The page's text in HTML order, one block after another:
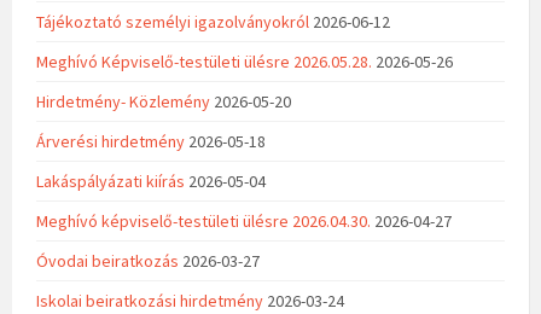
Tájékoztató személyi igazolványokról 2026-06-12
Meghívó Képviselő-testületi ülésre 2026.05.28. 2026-05-26
Hirdetmény- Közlemény 2026-05-20
Árverési hirdetmény 2026-05-18
Lakáspályázati kiírás 2026-05-04
Meghívó képviselő-testületi ülésre 2026.04.30. 2026-04-27
Óvodai beiratkozás 2026-03-27
Iskolai beiratkozási hirdetmény 2026-03-24